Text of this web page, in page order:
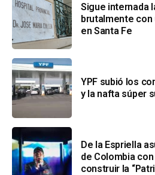
Sigue internada
brutalmente con
en Santa Fe
YPF subió los
y la nafta súper
De la Espriella
de Colombia
construir la